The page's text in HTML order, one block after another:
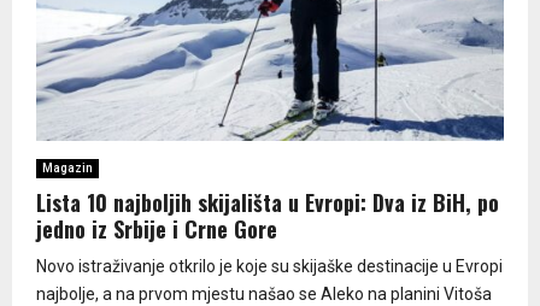
Magazin
Lista 10 najboljih skijališta u Evropi: Dva iz BiH, po
jedno iz Srbije i Crne Gore
Novo istraživanje otkrilo je koje su skijaške destinacije u Evropi
najbolje, a na prvom mjestu našao se Aleko na planini Vitoša